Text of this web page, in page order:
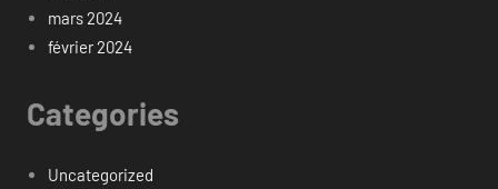
mars 2024
février 2024
Categories
Uncategorized